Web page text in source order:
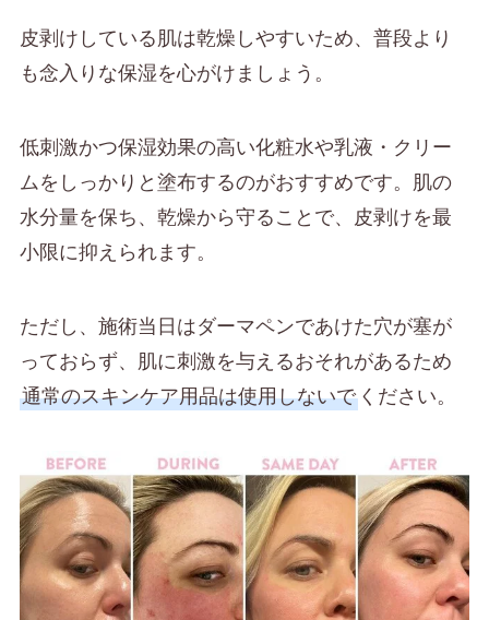
皮剥けしている肌は乾燥しやすいため、普段より
も念入りな保湿を心がけましょう。
低刺激かつ保湿効果の高い化粧水や乳液・クリー
ムをしっかりと塗布するのがおすすめです。肌の
水分量を保ち、乾燥から守ることで、皮剥けを最
小限に抑えられます。
ただし、施術当日はダーマペンであけた穴が塞が
っておらず、肌に刺激を与えるおそれがあるため
通常のスキンケア用品は使用しないでください。